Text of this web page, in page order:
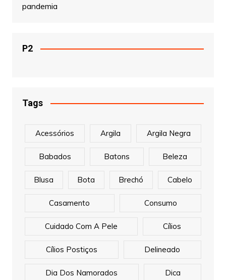
pandemia
P2
Tags
Acessórios Argila Argila Negra
Babados Batons Beleza
Blusa Bota Brechó Cabelo
Casamento Consumo
Cuidado Com A Pele Cílios
Cílios Postiços Delineado
Dia Dos Namorados Dica